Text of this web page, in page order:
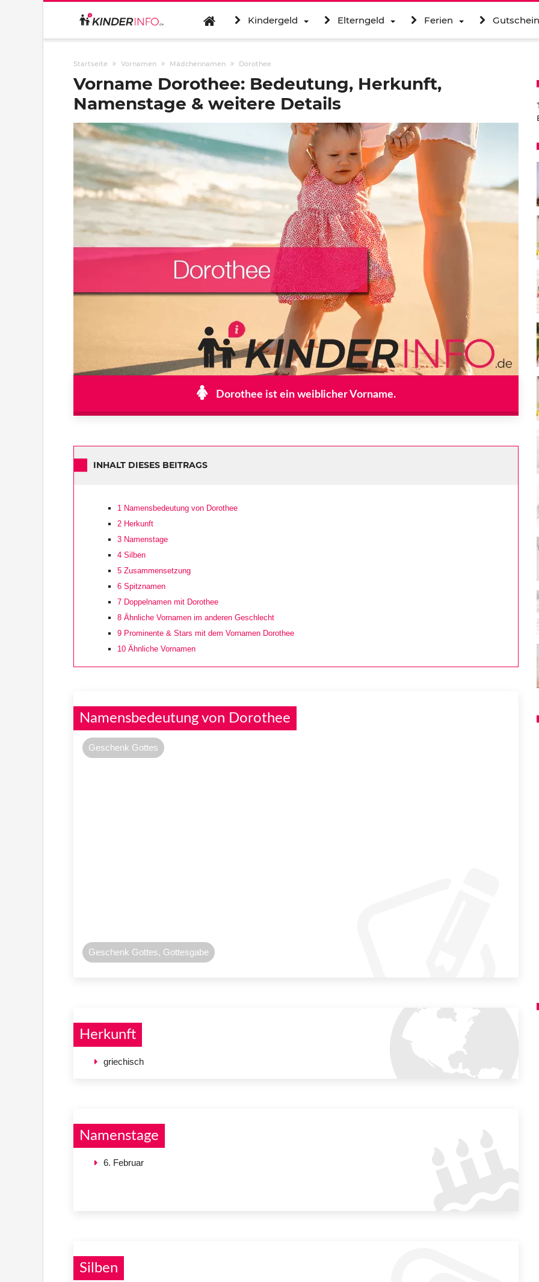
Kindergeld Elterngeld Ferien
Startseite Vornamen Mädchennamen Dorothee
Vorname Dorothee: Bedeutung, Herkunft,
Namenstage & weitere Details
Dorothee ist ein weiblicher Vorname.
INHALT DIESES BEITRAGS
1 Namensbedeutung von Dorothee
2 Herkunft
3 Namenstage
4 Silben
5 Zusammensetzung
6 Spitznamen
7 Doppelnamen mit Dorothee
8 Ähnliche Vornamen im anderen Geschlecht
9 Prominente & Stars mit dem Vornamen Dorothee
10 Ähnliche Vornamen
Namensbedeutung von Dorothee
Geschenk Gottes
Geschenk Gottes, Gottesgabe
Herkunft
griechisch
Namenstage
6. Februar
Silben